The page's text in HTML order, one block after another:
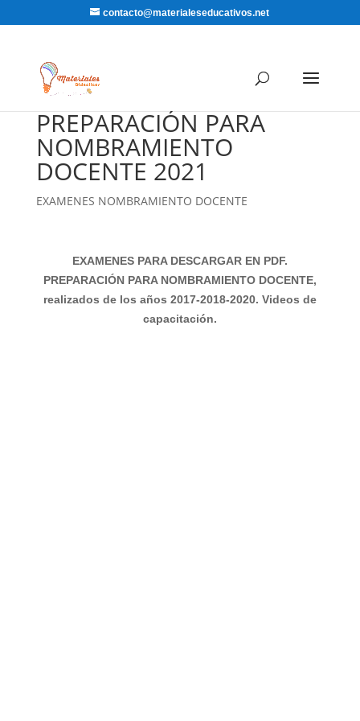
contacto@materialeseducativos.net
PREPARACIÓN PARA
NOMBRAMIENTO
DOCENTE 2021
EXAMENES NOMBRAMIENTO DOCENTE
EXAMENES PARA DESCARGAR EN PDF.
PREPARACIÓN PARA NOMBRAMIENTO DOCENTE,
realizados de los años 2017-2018-2020. Videos de
capacitación.